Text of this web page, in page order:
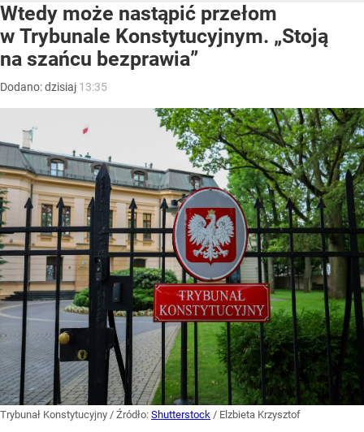
Wtedy może nastąpić przełom
w Trybunale Konstytucyjnym. „Stoją
na szańcu bezprawia”
Dodano:dzisiaj 13:35
Trybunał Konstytucyjny / Źródło: Shutterstock / Elzbieta Krzysztof